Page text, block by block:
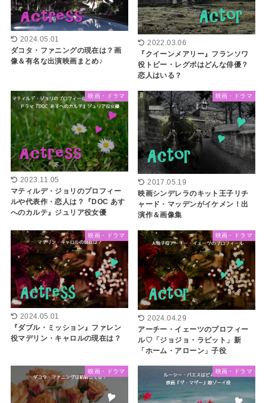
2024.05.01
ダコタ・ファニングの現在は？画
像＆有名な出演映画まとめ♪
2022.03.06
『クイーンメアリー』フランソワ
役トビー・レグボはどんな俳優？
恋人はいる？
映画・ドラマ
2023.11.05
マティルデ・ジョリのプロフィー
ルや代表作・恋人は？『DOC あす
へのカルテ』ジュリア役女優
映画・ドラマ
2017.05.19
映画シンデレラのキット王子リチ
ャード・マッデンがイケメン！出
演作＆画像集
映画・ドラマ
2024.05.01
『ダブル・ミッション』ファレン
役マデリン・キャロルの現在は？
映画・ドラマ
2024.04.29
アーチー・イェーツのプロフィー
ル♡「ジョジョ・ラビット」新
「ホーム・アローン」子役
映画・ドラマ 映画・ドラマ